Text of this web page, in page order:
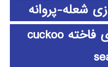
شعله-پروانه
الگوریتم جستجوی فاخته cuckoo